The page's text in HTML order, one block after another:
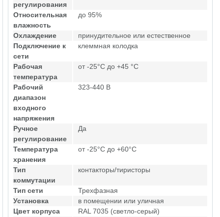
регулирования
Относительная
влажность
до 95%
Охлаждение
принудительное или естественное
Подключение к
сети
клеммная колодка
Рабочая
температура
от -25°C до +45 °C
Рабочий
диапазон
входного
напряжения
323-440 В
Ручное
регулирование
Да
Температура
хранения
от -25°C до +60°C
Тип
коммутации
контакторы/тиристоры
Тип сети
Трехфазная
Установка
в помещении или уличная
Цвет корпуса
RAL 7035 (светло-серый)